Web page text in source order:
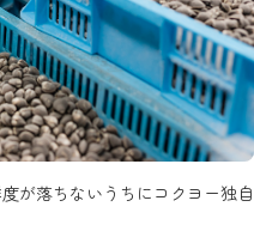
が落ちないうちにコクヨー独自